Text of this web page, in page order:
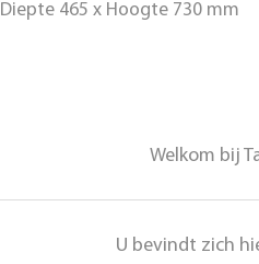
465 x Hoogte 730 mm
Welkom bij
U bevindt zich